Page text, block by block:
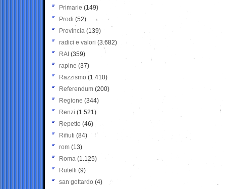
Primarie (149)
Prodi (52)
Provincia (139)
radici e valori (3.682)
RAI (359)
rapine (37)
Razzismo (1.410)
Referendum (200)
Regione (344)
Renzi (1.521)
Repetto (46)
Rifiuti (84)
rom (13)
Roma (1.125)
Rutelli (9)
san gottardo (4)